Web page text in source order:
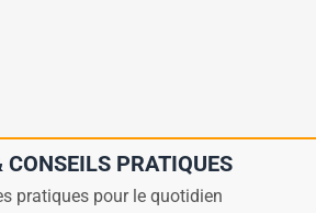
CONSEILS PRATIQUES
pratiques pour le quotidien